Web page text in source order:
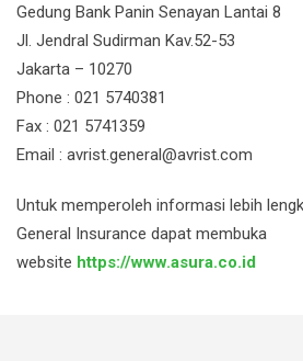
Gedung Bank Panin Senayan Lantai 8
Jl. Jendral Sudirman Kav.52-53
Jakarta – 10270
Phone : 021 5740381
Fax : 021 5741359
Email : avrist.general@avrist.com
Untuk memperoleh informasi lebih
General Insurance dapat membuka
website https://www.asura.co.id